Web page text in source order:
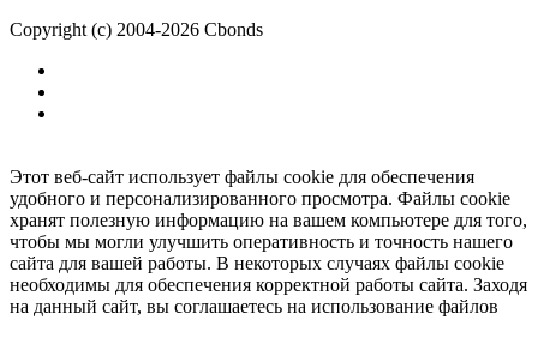
Copyright (c) 2004-2026 Cbonds
Этот веб-сайт использует файлы cookie для обеспечения
удобного и персонализированного просмотра. Файлы cookie
хранят полезную информацию на вашем компьютере для того,
чтобы мы могли улучшить оперативность и точность нашего
сайта для вашей работы. В некоторых случаях файлы cookie
необходимы для обеспечения корректной работы сайта. Заходя
на данный сайт, вы соглашаетесь на использование файлов